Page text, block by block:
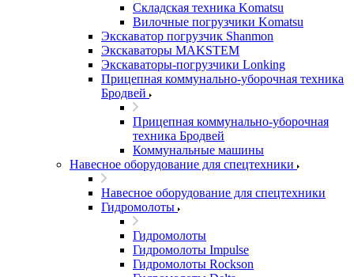
Складская техника Komatsu
Вилочные погрузчики Komatsu
Экскаватор погрузчик Shanmon
Экскаваторы MAKSTEM
Экскаваторы-погрузчики Lonking
Прицепная коммунально-уборочная техника
Бродвей
Прицепная коммунально-уборочная
техника Бродвей
Коммунальные машины
Навесное оборудование для спецтехники
Навесное оборудование для спецтехники
Гидромолоты
Гидромолоты
Гидромолоты Impulse
Гидромолоты Rockson